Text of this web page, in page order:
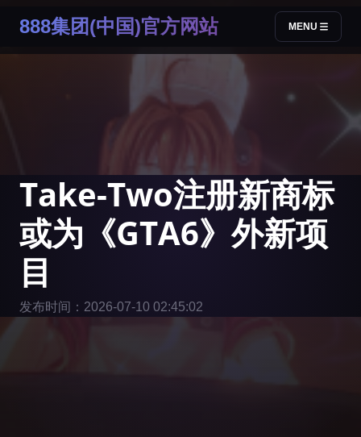
888集团(中国)官方网站 MENU
Take-Two注册新商标
或为《GTA6》外新项
目
发布时间：2026-07-10 02:45:02